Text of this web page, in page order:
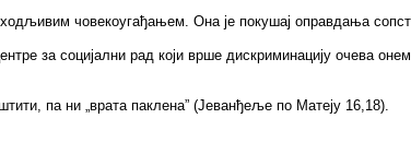
човекоугађањем. Она је покушај оправдања
за социјални рад који врше дискриминацију очева
па ни „врата паклена” (Јеванђеље по Матеју 16,18).